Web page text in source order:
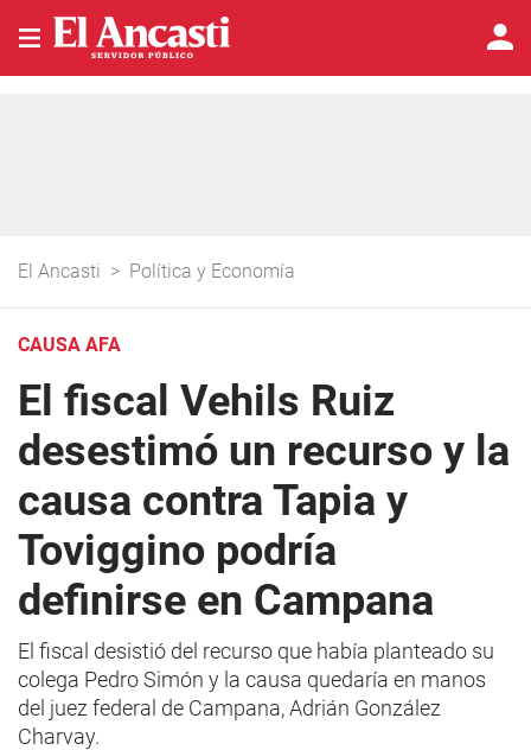
El Ancasti > Política y Economía
CAUSA AFA
El fiscal Vehils Ruiz
desestimó un recurso y la
causa contra Tapia y
Toviggino podría
definirse en Campana
El fiscal desistió del recurso que había planteado su
colega Pedro Simón y la causa quedaría en manos
del juez federal de Campana, Adrián González
Charvay.